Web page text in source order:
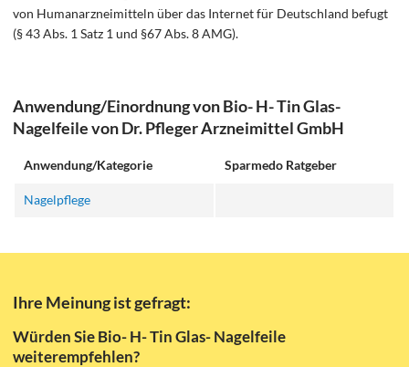
von Humanarzneimitteln über das Internet für Deutschland befugt
(§ 43 Abs. 1 Satz 1 und §67 Abs. 8 AMG).
Anwendung/Einordnung von Bio- H- Tin Glas-
Nagelfeile von Dr. Pfleger Arzneimittel GmbH
Anwendung/Kategorie Sparmedo Ratgeber
Nagelpflege
Ihre Meinung ist gefragt:
Würden Sie Bio- H- Tin Glas- Nagelfeile
weiterempfehlen?